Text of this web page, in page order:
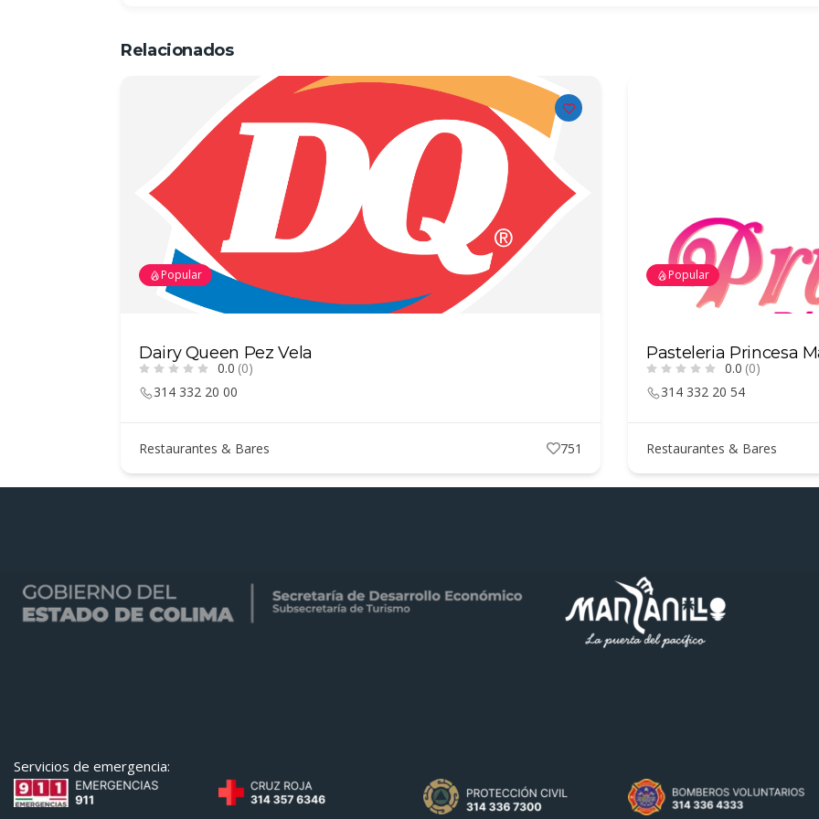
Relacionados
Popular
Pasteleria Princesa Manzanillo
0.0 (0)
314 332 20 54
Restaurantes & Bares 1895
Popular
Pollo Feliz
0.0 (0)
314 688 59 94
Restaurantes & Bares
Servicios de emergencia: